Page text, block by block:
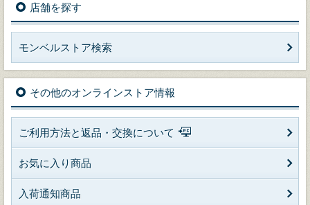
店舗を探す
モンベルストア検索
その他のオンラインストア情報
ご利用方法と返品・交換について
お気に入り商品
入荷通知商品